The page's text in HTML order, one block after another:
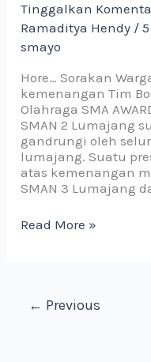
Tinggalkan
Ramaditya Hendy /
smayo
Hore… Sorakan
kemenangan Tim
Olahraga SMA
SMAN 2 Lumajang
gandrungi oleh
lumajang. Suatu
atas kemenangan
SMAN 3 Lumajang
Putri
SMA
AWARDS
Read More »
← Previous